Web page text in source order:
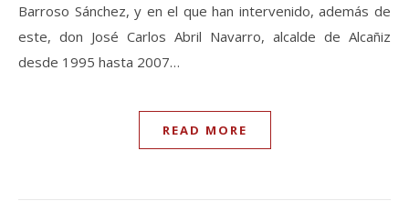
Barroso Sánchez, y en el que han intervenido, además de
este, don José Carlos Abril Navarro, alcalde de Alcañiz
desde 1995 hasta 2007…
READ MORE